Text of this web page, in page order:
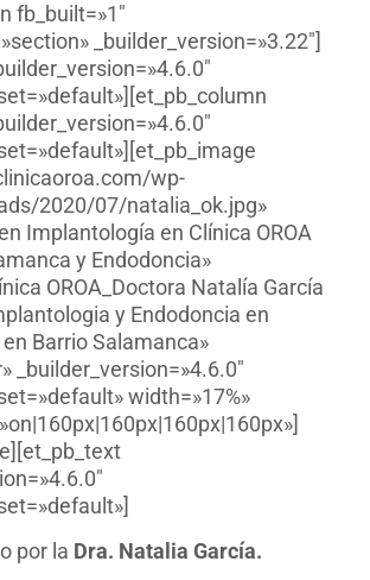
fb_built=»1″
_builder_version=»3.22″]
wp-
2020/07/natalia_ok.jpg»
Implantología en Clínica OROA
y Endodoncia»
OROA_Doctora Natalía García
y Endodoncia en
en Barrio Salamanca»
_builder_version=»4.6.0″
width=»17%»
por la Dra. Natalia García.